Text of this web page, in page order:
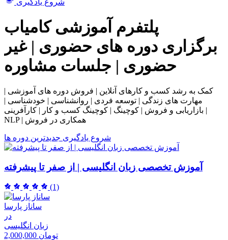
پلتفرم آموزشی کامیاب
برگزاری دوره های حضوری | غیر
حضوری | جلسات مشاوره
کمک به رشد کسب و کارهای آنلاین | فروش دوره های آموزشی |
مهارت های زندگی | توسعه فردی | روانشناسی | خودشناسی |
بازاریابی و فروش | کوچینگ | کوچینگ کسب و کار | کارآفرینی |
NLP | همکاری در فروش
شروع یادگیری جدیدترین دوره ها
آموزش تخصصی زبان انگلیسی | از صفر تا پیشرفته
(1)
ساناز پارسا
در
زبان انگلیسی
2,000,000 تومان